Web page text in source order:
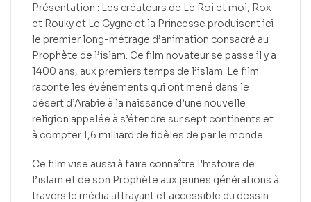
Présentation : Les créateurs de Le Roi et moi, Rox
et Rouky et Le Cygne et la Princesse produisent ici
le premier long-métrage d’animation consacré au
Prophète de l’islam. Ce film novateur se passe il y a
1400 ans, aux premiers temps de l’islam. Le film
raconte les événements qui ont mené dans le
désert d’Arabie à la naissance d’une nouvelle
religion appelée à s’étendre sur sept continents et
à compter 1,6 milliard de fidèles de par le monde.
Ce film vise aussi à faire connaître l’histoire de
l’islam et de son Prophète aux jeunes générations à
travers le média attrayant et accessible du dessin